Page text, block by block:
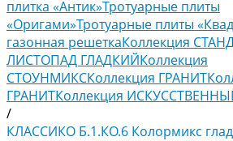
плитка «Антик»Тротуарные плиты
«Оригами»Тротуарные плиты
газонная решеткаКоллекция
ЛИСТОПАД ГЛАДКИЙКоллекция
СТОУНМИКСКоллекция ГРАНИТ
ГРАНИТКоллекция
/
КЛАССИКО Б.1.КО.6 Колормикс